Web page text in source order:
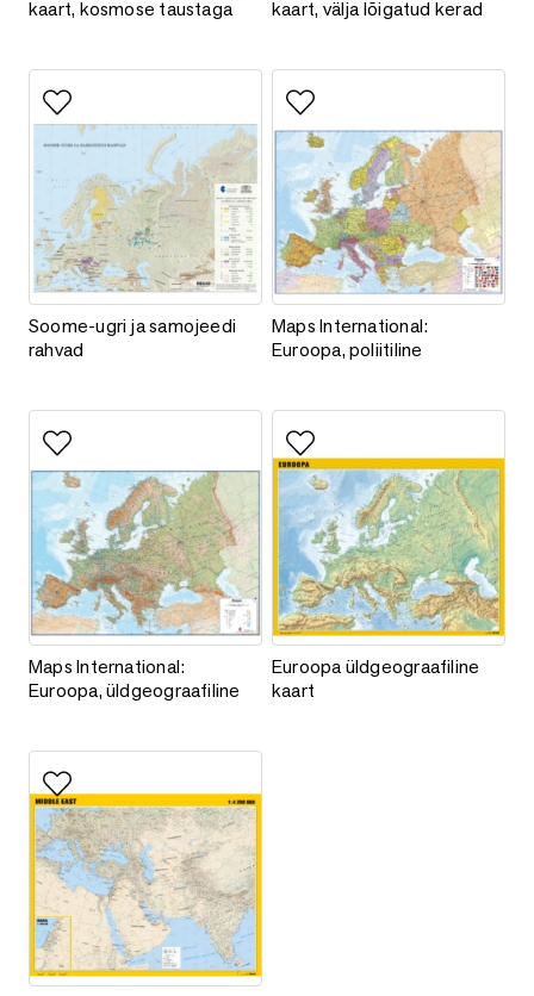
kaart, kosmose taustaga
kaart, välja lõigatud kerad
Lisa lemmikutesse
Soome-ugri ja samojeedi rahvad
Soome-ugri ja samojeedi
rahvad
Lisa lemmikutesse
Maps International: Euroopa,
Maps International:
Euroopa, poliitiline
Lisa lemmikutesse
Maps International: Euroopa, üldgeograafiline
Maps International:
Euroopa, üldgeograafiline
Lisa lemmikutesse
Euroopa üldgeograafiline kaart
Euroopa üldgeograafiline
kaart
Lisa lemmikutesse